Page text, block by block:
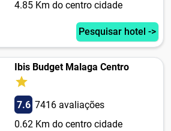
4.85 Km do centro cidade
Pesquisar hotel ->
Ibis Budget Malaga Centro
7.6 7416 avaliações
0.62 Km do centro cidade